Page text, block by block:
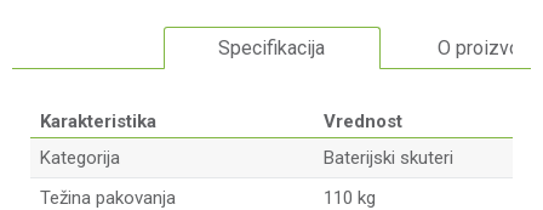
Specifikacija O proizvodu
Karakteristika
Vrednost
Kategorija
Baterijski skuteri
Težina pakovanja
110 kg